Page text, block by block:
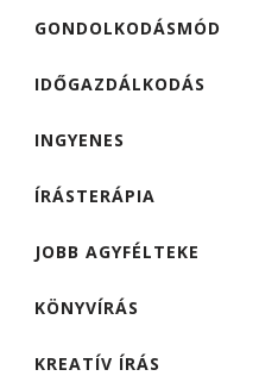
GONDOLKODÁSMÓD
IDŐGAZDÁLKODÁS
INGYENES
ÍRÁSTERÁPIA
JOBB AGYFÉLTEKE
KÖNYVÍRÁS
KREATÍV ÍRÁS